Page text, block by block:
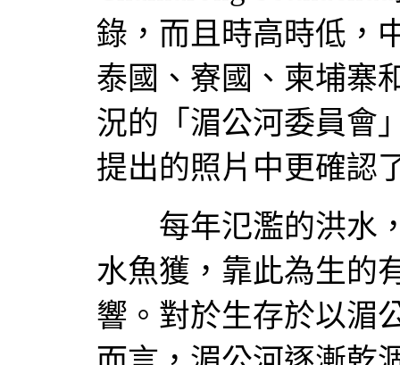
錄，而且時高時低，
泰國、寮國、柬埔寨
況的「湄公河委員會
提出的照片中更確認
每年氾濫的洪水，
水魚獲，靠此為生的
響。對於生存於以湄